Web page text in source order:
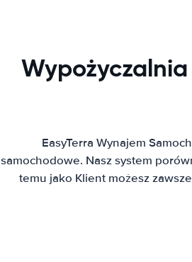
EasyTerra Wynajem
samochodowe. Nasz system
temu jako Klient możesz